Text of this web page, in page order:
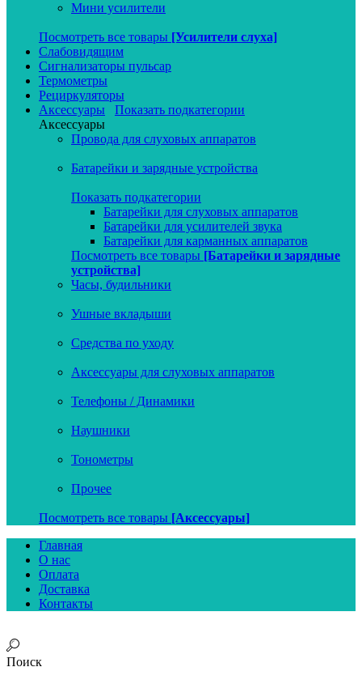
Мини усилители
Посмотреть все товары [Усилители слуха]
Слабовидящим
Сигнализаторы пульсар
Термометры
Рециркуляторы
Аксессуары
Показать подкатегории
Аксессуары
Провода для слуховых аппаратов
Батарейки и зарядные устройства
Показать подкатегории
Батарейки для слуховых аппаратов
Батарейки для усилителей звука
Батарейки для карманных аппаратов
Посмотреть все товары [Батарейки и зарядные
устройства]
Часы, будильники
Ушные вкладыши
Средства по уходу
Аксессуары для слуховых аппаратов
Телефоны / Динамики
Наушники
Тонометры
Прочее
Посмотреть все товары [Аксессуары]
Главная
О нас
Оплата
Доставка
Контакты
Поиск